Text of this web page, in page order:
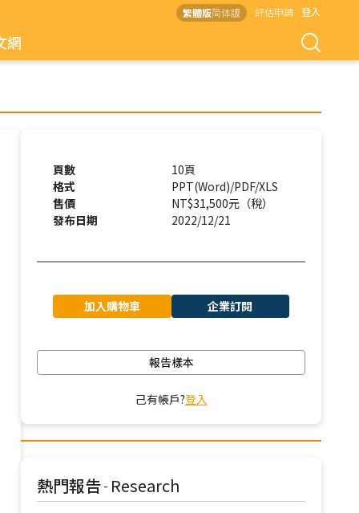
繁體版简体版 評估申請 登入
網
頁數
10頁
格式
PPT(Word)/PDF/XLS
售價
NT$31,500元（稅）
發布日期
2022/12/21
加入購物車 企業訂閱
報告樣本
己有帳戶?登入
熱門報告 - Research